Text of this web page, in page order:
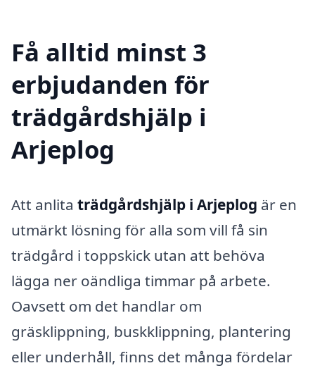
Få alltid minst 3
erbjudanden för
trädgårdshjälp i
Arjeplog
Att anlita trädgårdshjälp i Arjeplog är en
utmärkt lösning för alla som vill få sin
trädgård i toppskick utan att behöva
lägga ner oändliga timmar på arbete.
Oavsett om det handlar om
gräsklippning, buskklippning, plantering
eller underhåll, finns det många fördelar